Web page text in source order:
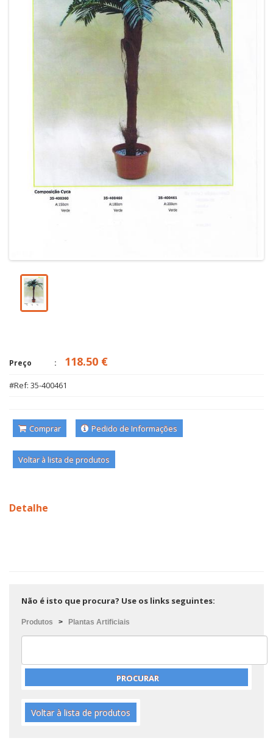
Preço 118.50 €
#Ref: 35-400461
Comprar Pedido de Informações
Voltar à lista de produtos
Detalhe
Não é isto que procura? Use os links seguintes:
Produtos > Plantas Artificiais
Voltar à lista de produtos